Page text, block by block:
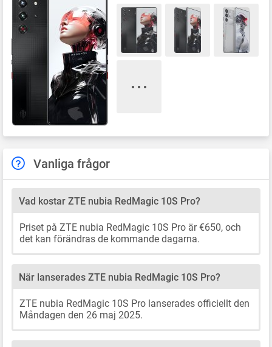
Vanliga frågor
Vad kostar ZTE nubia RedMagic 10S Pro?
Priset på ZTE nubia RedMagic 10S Pro är €650, och
det kan förändras de kommande dagarna.
När lanserades ZTE nubia RedMagic 10S Pro?
ZTE nubia RedMagic 10S Pro lanserades officiellt den
Måndagen den 26 maj 2025.